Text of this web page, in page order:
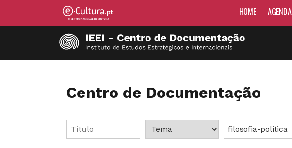
HOME AGENDA
Centro de Documentação